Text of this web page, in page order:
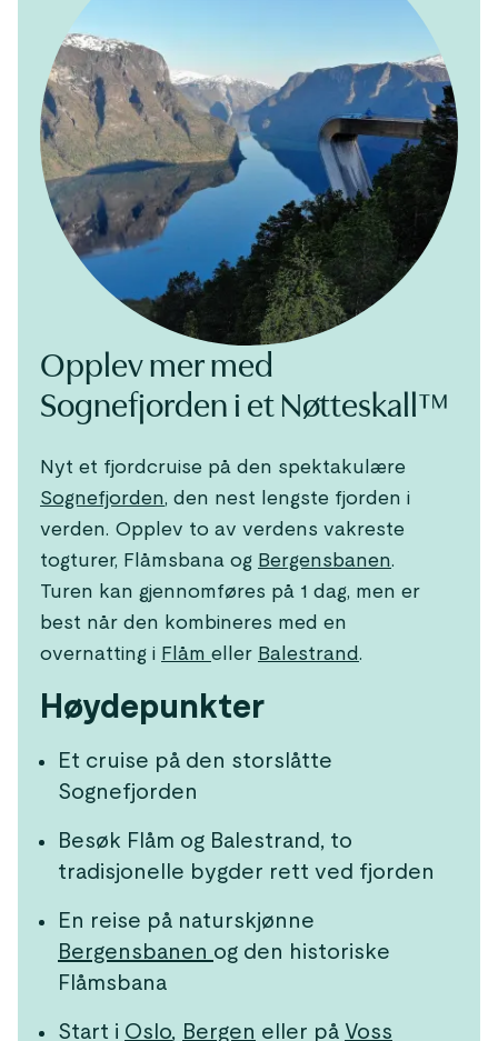
Opplev mer med
Sognefjorden i et Nøtteskall™
Nyt et fjordcruise på den spektakulære
Sognefjorden, den nest lengste fjorden i
verden. Opplev to av verdens vakreste
togturer, Flåmsbana og Bergensbanen.
Turen kan gjennomføres på 1 dag, men er
best når den kombineres med en
overnatting i Flåm eller Balestrand.
Høydepunkter
Et cruise på den storslåtte
Sognefjorden
Besøk Flåm og Balestrand, to
tradisjonelle bygder rett ved fjorden
En reise på naturskjønne
Bergensbanen og den historiske
Flåmsbana
Start i Oslo, Bergen eller på Voss